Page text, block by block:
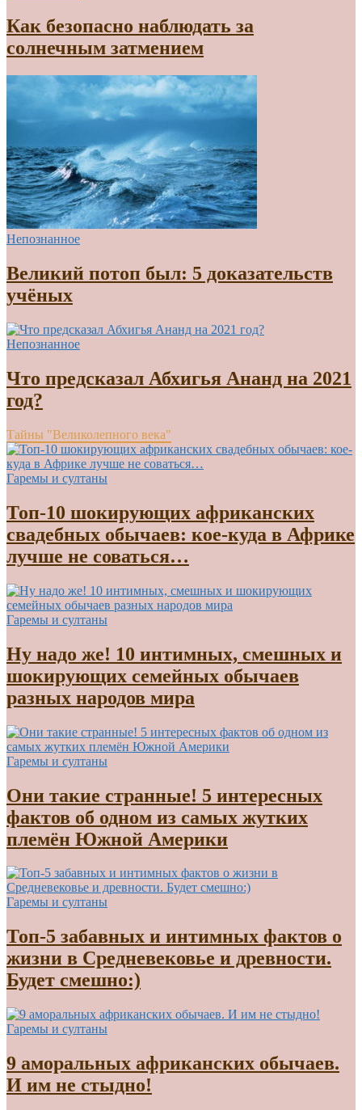
Как безопасно наблюдать за
солнечным затмением
Непознанное
Великий потоп был: 5 доказательств
учёных
Непознанное
Что предсказал Абхигья Ананд на 2021
год?
Тайны "Великолепного века"
Гаремы и султаны
Топ-10 шокирующих африканских
свадебных обычаев: кое-куда в Африке
лучше не соваться…
Гаремы и султаны
Ну надо же! 10 интимных, смешных и
шокирующих семейных обычаев
разных народов мира
Гаремы и султаны
Они такие странные! 5 интересных
фактов об одном из самых жутких
племён Южной Америки
Гаремы и султаны
Топ-5 забавных и интимных фактов о
жизни в Средневековье и древности.
Будет смешно:)
Гаремы и султаны
9 аморальных африканских обычаев.
И им не стыдно!